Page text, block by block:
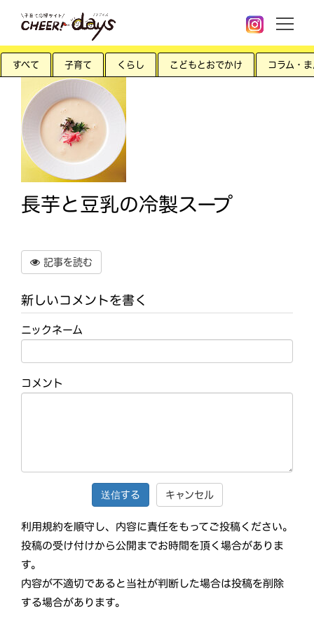
すべて 子育て くらし こどもとおでかけ コラム・
長芋と豆乳の冷製スープ
記事を読む
新しいコメントを書く
ニックネーム
コメント
キャンセル
利用規約を順守し、内容に責任をもってご投稿ください。
投稿の受け付けから公開までお時間を頂く場合がありま
す。
内容が不適切であると当社が判断した場合は投稿を削除
する場合があります。